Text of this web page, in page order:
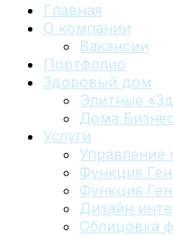
Главная
О компании
Вакансии
Портфолио
Здоровый дом
Элитные
Дома
Услуги
Управление
Функция
Функция
Дизайн
Облицовка